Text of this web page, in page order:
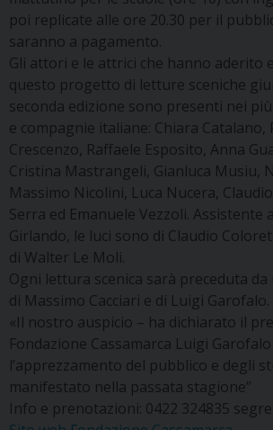
poi replicate alle ore 20.30 per il
saranno a pagamento.
Gli attori e le attrici che hanno aderito
questo progetto di letture sceniche
seconda edizione sono presenti nei
e compagnie italiane: Chiara Catalano,
Crescenzo, Raffaele Esposito, Anna
Cristina Mastrangeli, Gianluca Musiu,
Massimo Nicolini, Luca Nucera,
Serra ed Emanuele Vezzoli. Assistente
Girlando, le luci sono di Claudio
di Walter Le Moli.
Ogni lettura scenica sarà preceduta
di Massimo Cacciari e di Luigi Garofalo.
«Il nostro auspicio – ha dichiarato il
Fondazione Cassamarca Luigi
l’apprezzamento del pubblico e degli
manifestato nella passata stagione”
Info e prenotazioni: 0422 324835